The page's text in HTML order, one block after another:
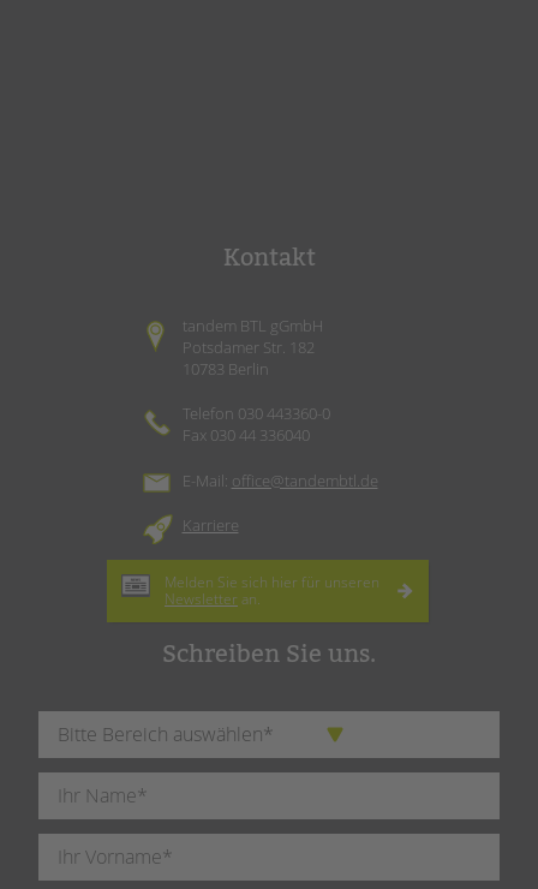
Kontakt
tandem BTL gGmbH
Potsdamer Str. 182
10783 Berlin
Telefon 030 443360-0
Fax 030 44 336040
E-Mail: office@tandembtl.de
Karriere
Melden Sie sich hier für unseren
Newsletter an.
Schreiben Sie uns.